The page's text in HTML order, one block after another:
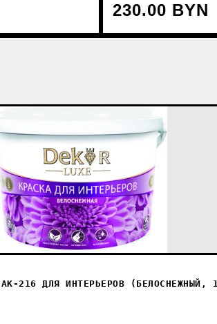
230.00 BYN
АК-216 ДЛЯ ИНТЕРЬЕРОВ (БЕЛОСНЕЖНЫЙ,